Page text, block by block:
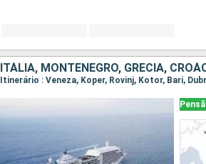
ITÁLIA, MONTENEGRO, GRÉCIA,